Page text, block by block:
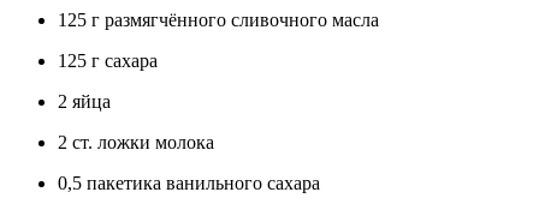
125 г размягчённого сливочного масла
125 г сахара
2 яйца
2 ст. ложки молока
0,5 пакетика ванильного сахара